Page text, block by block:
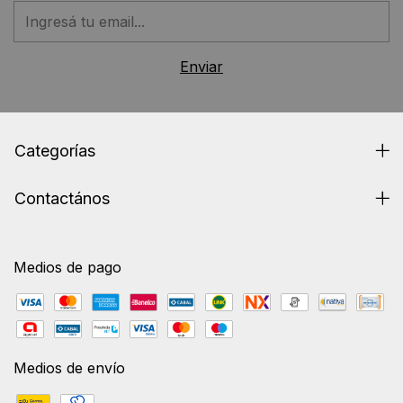
Categorías
Contactános
Medios de pago
Medios de envío